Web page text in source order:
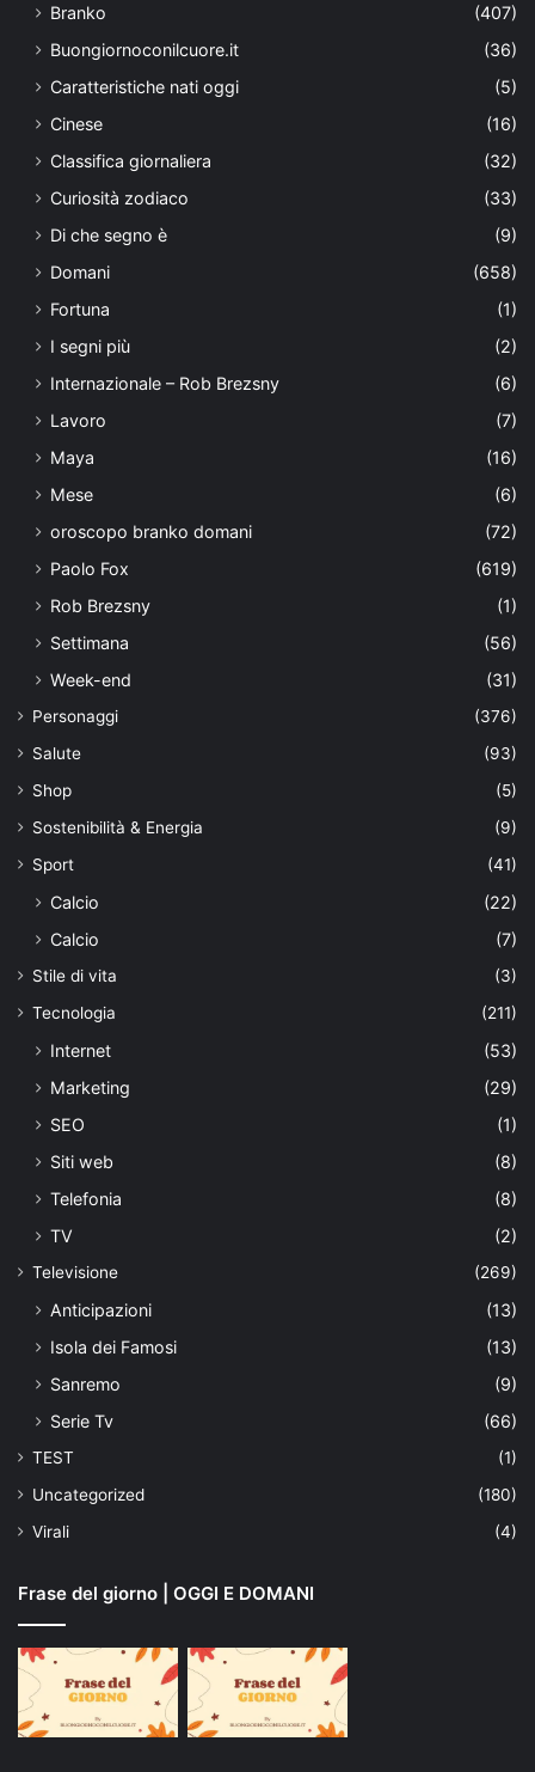
Branko
(407)
Buongiornoconilcuore.it
(36)
Caratteristiche nati oggi
(5)
Cinese
(16)
Classifica giornaliera
(32)
Curiosità zodiaco
(33)
Di che segno è
(9)
Domani
(658)
Fortuna
(1)
I segni più
(2)
Internazionale – Rob Brezsny
(6)
Lavoro
(7)
Maya
(16)
Mese
(6)
oroscopo branko domani
(72)
Paolo Fox
(619)
Rob Brezsny
(1)
Settimana
(56)
Week-end
(31)
Personaggi
(376)
Salute
(93)
Shop
(5)
Sostenibilità & Energia
(9)
Sport
(41)
Calcio
(22)
Calcio
(7)
Stile di vita
(3)
Tecnologia
(211)
Internet
(53)
Marketing
(29)
SEO
(1)
Siti web
(8)
Telefonia
(8)
TV
(2)
Televisione (269)
Anticipazioni
(13)
Isola dei Famosi
(13)
Sanremo
(9)
Serie Tv
(66)
TEST
(1)
Uncategorized
(180)
Virali
(4)
Frase del giorno | OGGI E DOMANI